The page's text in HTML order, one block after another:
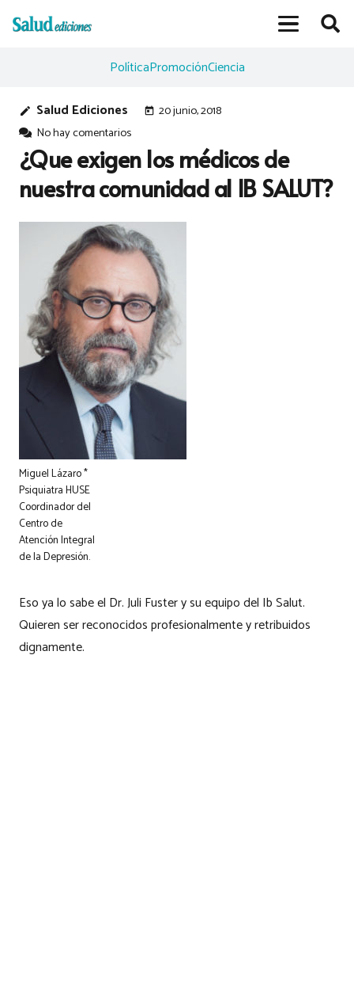
PolíticaPromociónCiencia
edit Salud Ediciones today 20 junio, 2018
No hay comentarios
¿Que exigen los médicos de
nuestra comunidad al IB SALUT?
Miguel Lázaro *
Psiquiatra HUSE
Coordinador del
Centro de
Atención Integral
de la Depresión.
Eso ya lo sabe el Dr. Juli Fuster y su equipo del Ib Salut.
Quieren ser reconocidos profesionalmente y retribuidos
dignamente.